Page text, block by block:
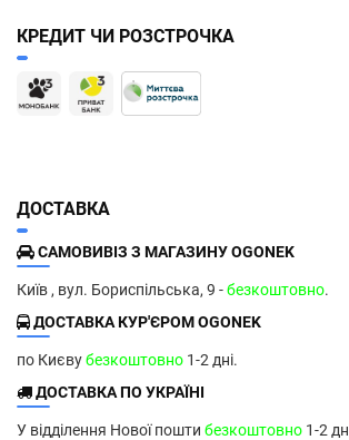
КРЕДИТ ЧИ РОЗСТРОЧКА
ДОСТАВКА
САМОВИВІЗ З МАГАЗИНУ OGONEK
Київ , вул. Бориспільська, 9 -безкоштовно.
ДОСТАВКА КУР'ЄРОМ OGONEK
по Києвубезкоштовно 1-2 дні.
ДОСТАВКА ПО УКРАЇНІ
У відділення Нової пошти безкоштовно 1-2